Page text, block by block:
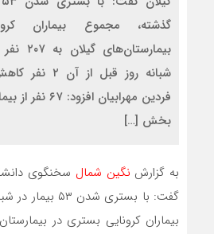
گذشته، مجموع بیماران
شبانه روز
فردین مهرابیان
بخش […]
به گزارش نگین شمال سخنگوی
گفت: با بستری